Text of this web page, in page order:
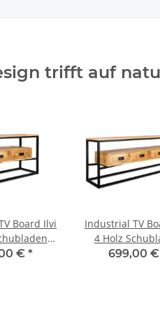
trifft auf
Board Ilvi
110 cm
€ *
Industrial TV
4 Holz
Metallrahmen
699,00